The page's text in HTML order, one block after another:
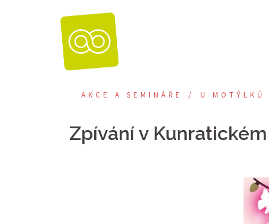
AKCE A SEMINÁŘE U MOTÝLKŮ
Zpívání v